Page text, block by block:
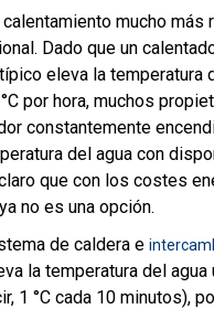
mucho más
Dado que un
eleva la temperatura
por hora, muchos
constantemente
del agua con
que con los costes
no es una opción.
de caldera e
la temperatura del agua
1 °C cada 10 minutos),